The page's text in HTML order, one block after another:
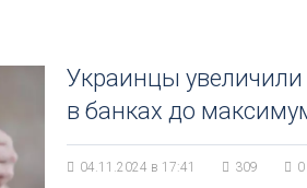
Украинцы увеличили
в банках до
04.11.2024 в 17:41 309 0